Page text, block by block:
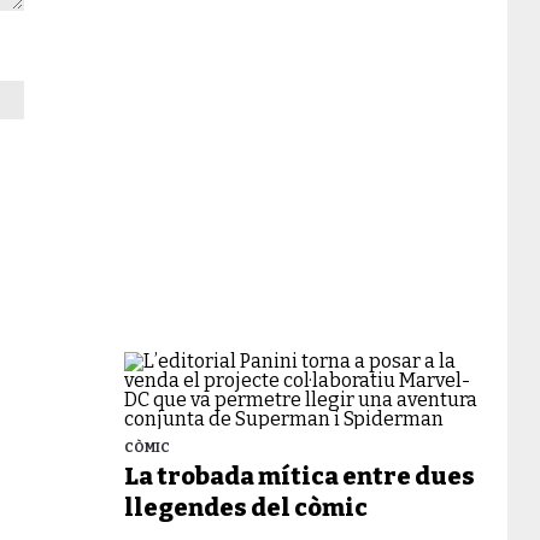
CÒMIC
La trobada mítica entre dues
llegendes del còmic